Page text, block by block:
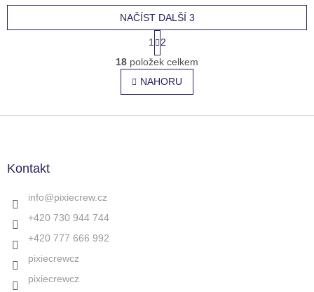
O
v
l
á
NAČÍST DALŠÍ 3
t
r
á
n
k
v
1
2
18 položek celkem
NAHORU
Kontakt
info@pixiecrew.cz
+420 730 944 744
+420 777 666 992
pixiecrewcz
pixiecrewcz